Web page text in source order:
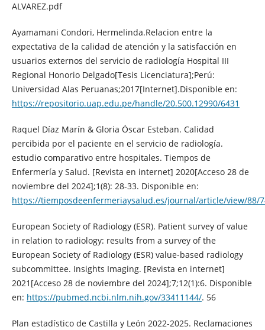
ALVAREZ.pdf
Ayamamani Condori, Hermelinda.Relacion entre la
expectativa de la calidad de atención y la satisfacción en
usuarios externos del servicio de radiología Hospital III
Regional Honorio Delgado[Tesis Licenciatura];Perú:
Universidad Alas Peruanas;2017[Internet].Disponible en:
https://repositorio.uap.edu.pe/handle/20.500.12990/6431
Raquel Díaz Marín & Gloria Óscar Esteban. Calidad
percibida por el paciente en el servicio de radiología.
estudio comparativo entre hospitales. Tiempos de
Enfermería y Salud. [Revista en internet] 2020[Acceso 28 de
noviembre del 2024];1(8): 28-33. Disponible en:
https://tiemposdeenfermeriaysalud.es/journal/article/view/88/
European Society of Radiology (ESR). Patient survey of value
in relation to radiology: results from a survey of the
European Society of Radiology (ESR) value-based radiology
subcommittee. Insights Imaging. [Revista en internet]
2021[Acceso 28 de noviembre del 2024];7;12(1):6. Disponible
en: https://pubmed.ncbi.nlm.nih.gov/33411144/. 56
Plan estadístico de Castilla y León 2022-2025. Reclamaciones